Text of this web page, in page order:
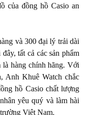
của đồng hồ Casio an
và 300 đại lý trải dài
tất cả các sản phẩm
là hàng chính hãng. Với
Anh Khuê Watch chắc
hồ Casio chất lượng
yêu quý và làm hài
Việt Nam.